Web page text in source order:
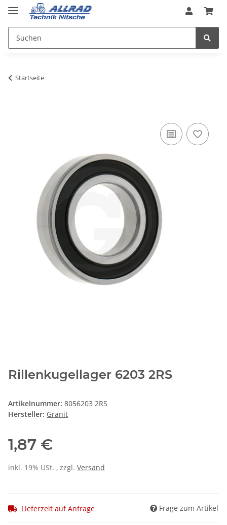
Startseite
Rillenkugellager 6203 2RS
Artikelnummer: 8056203 2RS
Hersteller: Granit
1,87 €
inkl. 19% USt. , zzgl. Versand
Lieferzeit auf Anfrage Frage zum Artikel